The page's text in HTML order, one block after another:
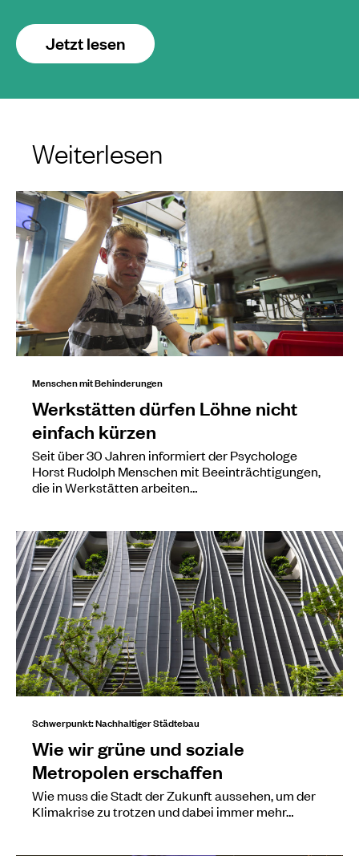
Jetzt lesen
Weiterlesen
Menschen mit Behinderungen
Werkstätten dürfen Löhne nicht
einfach kürzen
Seit über 30 Jahren informiert der Psychologe
Horst Rudolph Menschen mit Beeinträchtigungen,
die in Werkstätten arbeiten…
Schwerpunkt: Nachhaltiger Städtebau
Wie wir grüne und soziale
Metropolen erschaffen
Wie muss die Stadt der Zukunft aussehen, um der
Klimakrise zu trotzen und dabei immer mehr…